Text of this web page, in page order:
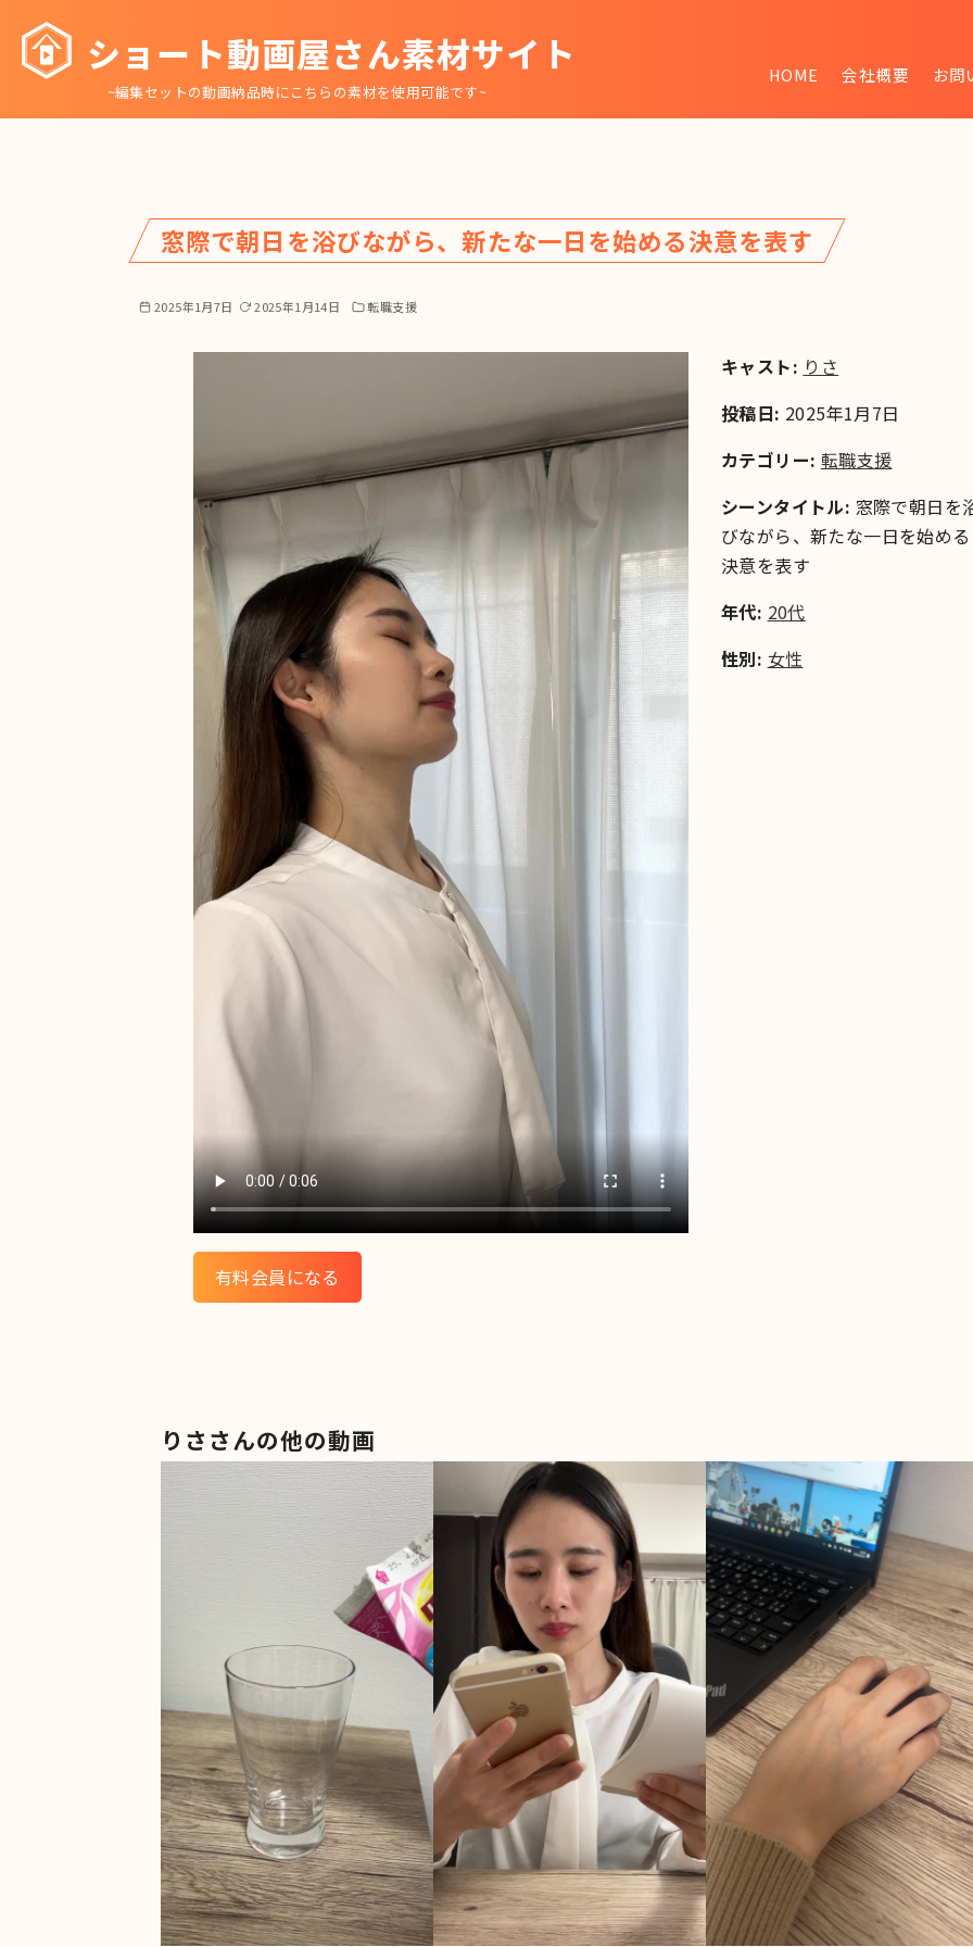
ショート動画屋さん素材サイト
~編集セットの動画納品時にこちらの素材を使用可能です~
HOME 会社概要 お問
窓際で朝日を浴びながら、新たな一日を始める決意を表す
2025年1月7日 2025年1月14日 転職支援
有料会員になる
キャスト: りさ
投稿日: 2025年1月7日
カテゴリー: 転職支援
シーンタイトル: 窓際で朝日を
びながら、新たな一日を始める
決意を表す
年代: 20代
性別: 女性
りささんの他の動画